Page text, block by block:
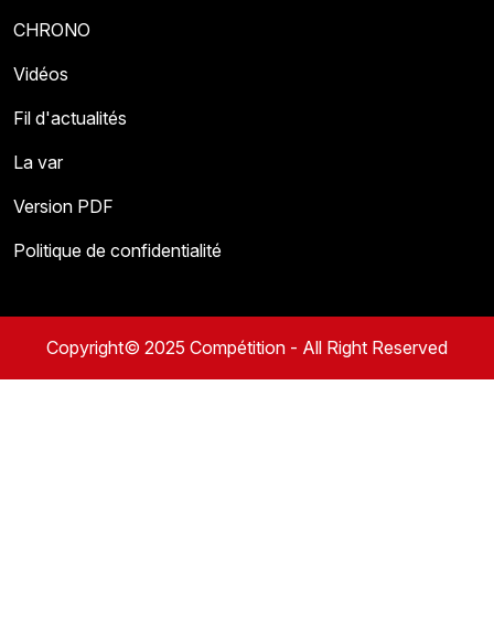
CHRONO
Vidéos
Fil d'actualités
La var
Version PDF
Politique de confidentialité
Copyright© 2025 Compétition - All Right Reserved